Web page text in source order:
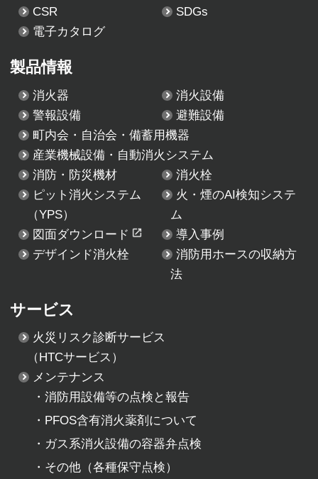
CSR
SDGs
電子カタログ
製品情報
消火器
消火設備
警報設備
避難設備
町内会・自治会・備蓄用機器
産業機械設備・自動消火システム
消防・防災機材
消火栓
ピット消火システム
（YPS）
火・煙のAI検知システ
ム
図面ダウンロード
導入事例
デザインド消火栓
消防用ホースの収納方
法
サービス
火災リスク診断サービス
（HTCサービス）
メンテナンス
・消防用設備等の点検と報告
・ PFOS含有消火薬剤について
・ ガス系消火設備の容器弁点検
・ その他（各種保守点検）